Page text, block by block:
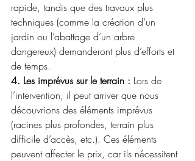
rapide, tandis que des travaux plus
techniques (comme la création d’un
jardin ou l’abattage d’un arbre
dangereux) demanderont plus d’efforts et
de temps.
4. Les imprévus sur le terrain : Lors de
l’intervention, il peut arriver que nous
découvrions des éléments imprévus
(racines plus profondes, terrain plus
difficile d’accès, etc.). Ces éléments
peuvent affecter le prix, car ils nécessitent